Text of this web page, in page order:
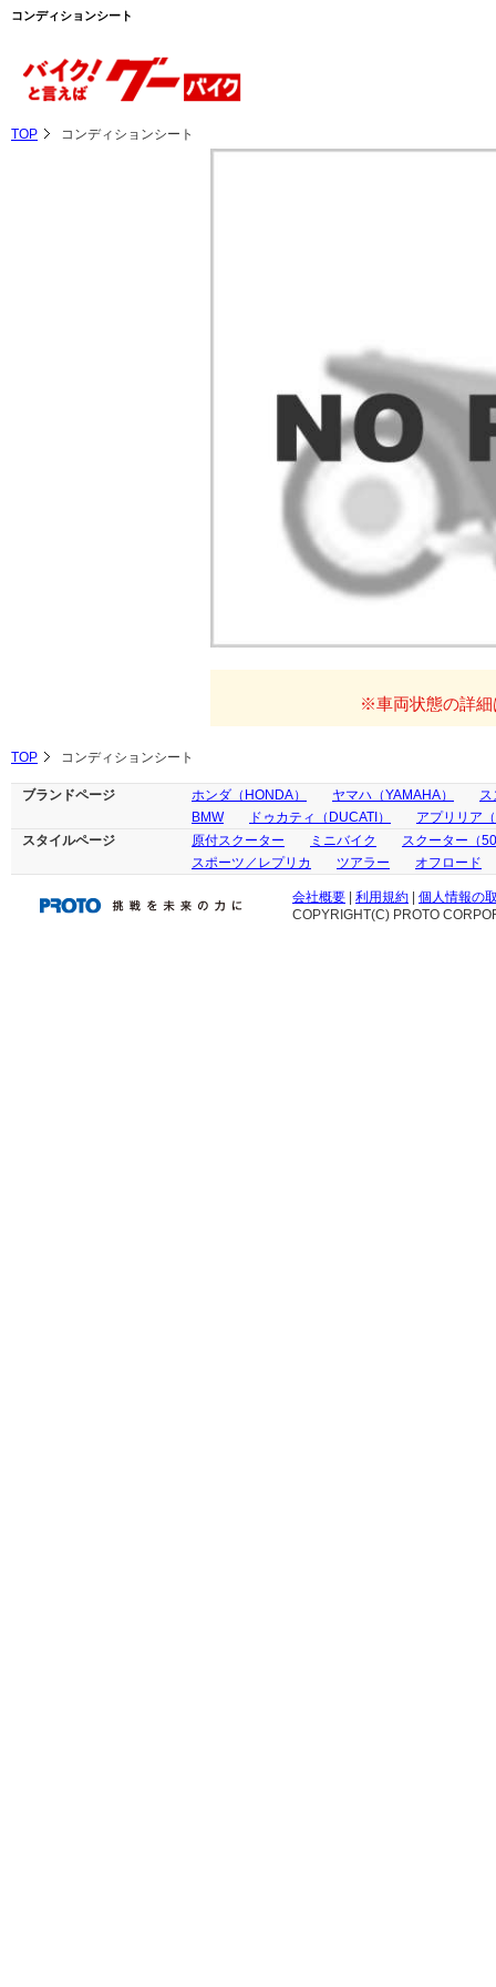
コンディションシート
TOP コンディションシート
※車両状態の詳細
TOP コンディションシート
ブランドページ ホンダ（HONDA） ヤマハ（YAMAHA）
ス
BMW
ドゥカティ（DUCATI）
アプリリア
スタイルページ
原付スクーター ミニバイク
スクーター（
スポーツ／レプリカ
ツアラー オフロード
会社概要 利用規約
個人情報の
COPYRIGHT(C) PROTO